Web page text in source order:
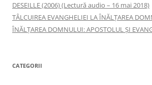
DESEILLE (2006) (Lectură audio – 16 mai 2018)
TÂLCUIREA EVANGHELIEI LA ÎNĂLŢAREA
ÎNĂLŢAREA DOMNULUI: APOSTOLUL ȘI
CATEGORII